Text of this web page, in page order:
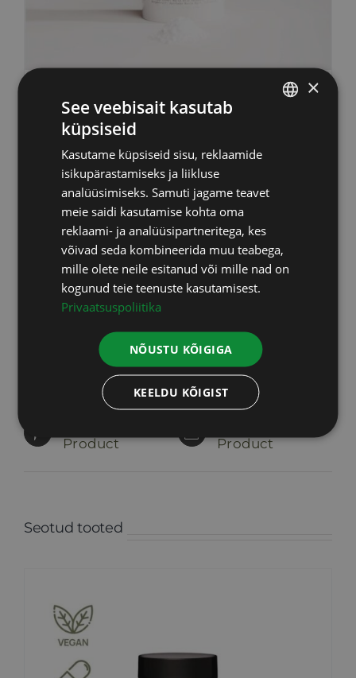
Upgraders
Magneesiumtsitraat
pulber
44,00€ sisaldab KM
Lisa korvi
Share On
Facebook
Tweet This
Product
Product
Product
Seotud tooted
×
See veebisait kasutab
küpsiseid
Kasutame küpsiseid sisu, reklaamide
isikupärastamiseks ja liikluse
analüüsimiseks. Samuti jagame teavet
meie saidi kasutamise kohta oma
reklaami- ja analüüsipartneritega, kes
võivad seda kombineerida muu teabega,
mille olete neile esitanud või mille nad on
kogunud teie teenuste kasutamisest.
Privaatsuspoliitika
NÕUSTU KÕIGIGA
KEELDU KÕIGIST